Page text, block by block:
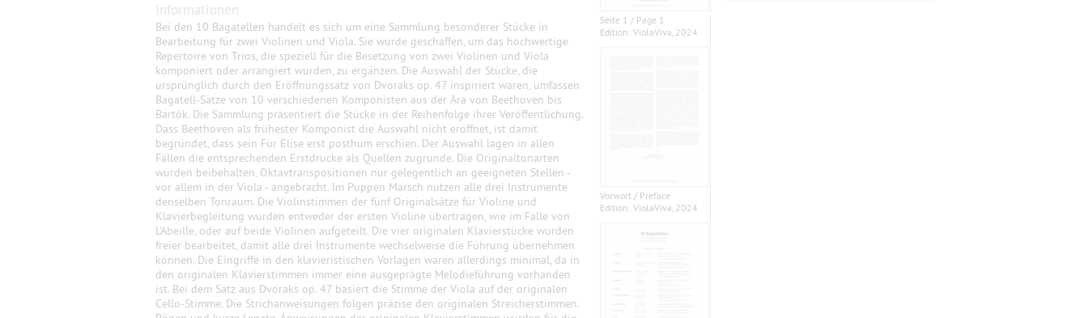
Informationen
Bei den 10 Bagatellen handelt es sich um eine Sammlung besonderer Stücke in
Bearbeitung für zwei Violinen und Viola. Sie wurde geschaffen, um das hochwertige
Repertoire von Trios, die speziell für die Besetzung von zwei Violinen und Viola
komponiert oder arrangiert wurden, zu ergänzen. Die Auswahl der Stücke, die
ursprünglich durch den Eröffnungssatz von Dvoraks op. 47 inspiriert waren, umfassen
Bagatell-Sätze von 10 verschiedenen Komponisten aus der Ära von Beethoven bis
Bartók. Die Sammlung präsentiert die Stücke in der Reihenfolge ihrer Veröffentlichung.
Dass Beethoven als frühester Komponist die Auswahl nicht eröffnet, ist damit
begründet, dass sein Für Elise erst posthum erschien. Der Auswahl lagen in allen
Fällen die entsprechenden Erstdrucke als Quellen zugrunde. Die Originaltonarten
wurden beibehalten, Oktavtranspositionen nur gelegentlich an geeigneten Stellen -
vor allem in der Viola - angebracht. Im Puppen Marsch nutzen alle drei Instrumente
denselben Tonraum. Die Violinstimmen der fünf Originalsätze für Violine und
Klavierbegleitung wurden entweder der ersten Violine übertragen, wie im Falle von
L'Abeille, oder auf beide Violinen aufgeteilt. Die vier originalen Klavierstücke wurden
freier bearbeitet, damit alle drei Instrumente wechselweise die Führung übernehmen
können. Die Eingriffe in den klavieristischen Vorlagen waren allerdings minimal, da in
den originalen Klavierstimmen immer eine ausgeprägte Melodieführung vorhanden
ist. Bei dem Satz aus Dvoraks op. 47 basiert die Stimme der Viola auf der originalen
Cello-Stimme. Die Strichanweisungen folgen präzise den originalen Streicherstimmen.
Seite 1 / Page 1
Edition: ViolaViva, 2024
Vorwort / Preface
Edition: ViolaViva, 2024